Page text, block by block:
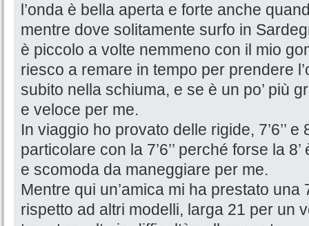
l’onda è bella aperta e forte anche
mentre dove solitamente surfo in
è piccolo a volte nemmeno con il mio
riesco a remare in tempo per prendere
subito nella schiuma, e se è un po’ più
e veloce per me.
In viaggio ho provato delle rigide, 7’6’’
particolare con la 7’6’’ perché forse la
e scomoda da maneggiare per me.
Mentre qui un’amica mi ha prestato una
rispetto ad altri modelli, larga 21 per un